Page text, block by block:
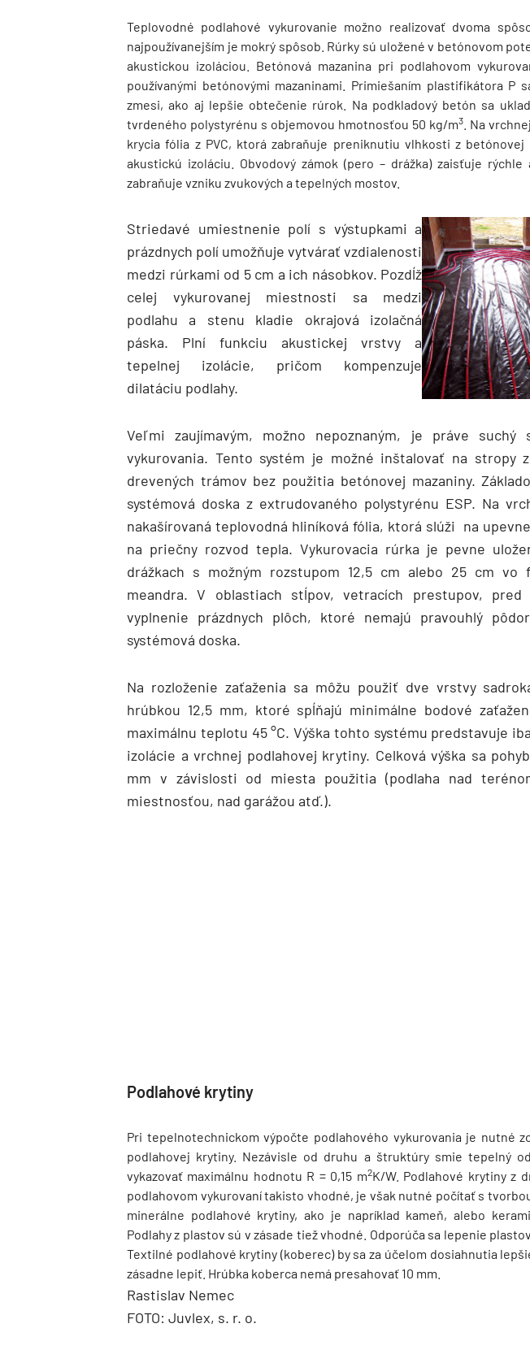
Teplovodné podlahové vykurovanie možno realizovať dvoma
najpoužívanejším je mokrý spôsob. Rúrky sú uložené v betónovom
akustickou izoláciou. Betónová mazanina pri podlahovom
používanými betónovými mazaninami. Primiešaním plastifikátora P
zmesi, ako aj lepšie obtečenie rúrok. Na podkladový betón sa
tvrdeného polystyrénu s objemovou hmotnosťou 50 kg/m3
. Na
krycia fólia z PVC, ktorá zabraňuje preniknutiu vlhkosti z betónovej
akustickú izoláciu. Obvodový zámok (pero – drážka) zaisťuje
zabraňuje vzniku zvukových a tepelných mostov.
Striedavé umiestnenie polí s výstupkami a
prázdnych polí umožňuje vytvárať vzdialenosti
medzi rúrkami od 5 cm a ich násobkov. Pozdĺž
celej vykurovanej miestnosti sa medzi
podlahu a stenu kladie okrajová izolačná
páska. Plní funkciu akustickej vrstvy a
tepelnej izolácie, pričom kompenzuje
dilatáciu podlahy.
Veľmi zaujímavým, možno nepoznaným, je práve suchý
vykurovania. Tento systém je možné inštalovať na stropy
drevených trámov bez použitia betónovej mazaniny.
systémová doska z extrudovaného polystyrénu ESP. Na
nakašírovaná teplovodná hliníková fólia, ktorá slúži na
na priečny rozvod tepla. Vykurovacia rúrka je pevne
drážkach s možným rozstupom 12,5 cm alebo 25 cm vo
meandra. V oblastiach stĺpov, vetracích prestupov, pred
vyplnenie prázdnych plôch, ktoré nemajú pravouhlý
systémová doska.
Na rozloženie zaťaženia sa môžu použiť dve vrstvy
hrúbkou 12,5 mm, ktoré spĺňajú minimálne bodové
maximálnu teplotu 45 °C. Výška tohto systému predstavuje
izolácie a vrchnej podlahovej krytiny. Celková výška sa
mm v závislosti od miesta použitia (podlaha nad
miestnosťou, nad garážou atď.).
Podlahové krytiny
Pri tepelnotechnickom výpočte podlahového vykurovania je nutné
podlahovej krytiny. Nezávisle od druhu a štruktúry smie tepelný
vykazovať maximálnu hodnotu R = 0,15 m2K/W. Podlahové krytiny z
podlahovom vykurovaní takisto vhodné, je však nutné počítať s
minerálne podlahové krytiny, ako je napríklad kameň, alebo
Podlahy z plastov sú v zásade tiež vhodné. Odporúča sa lepenie
Textilné podlahové krytiny (koberec) by sa za účelom dosiahnutia
zásadne lepiť. Hrúbka koberca nemá presahovať 10 mm.
Rastislav Nemec
FOTO: Juvlex, s. r. o.